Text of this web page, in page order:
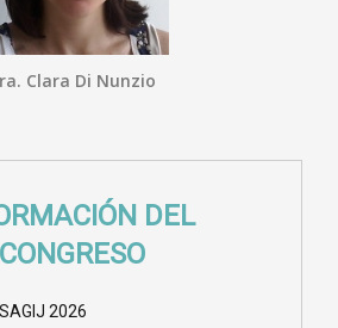
Clara Di Nunzio
DEL
CONGRESO
2026